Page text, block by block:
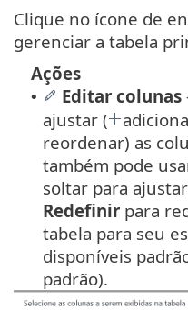
Clique no ícone de
gerenciar a tabela
Ações
• Editar colunas
ajustar (
reordenar) as
também pode
soltar para
Redefinir para
tabela para seu
disponíveis
padrão).